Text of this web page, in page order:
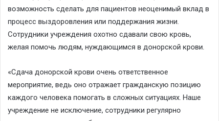
возможность сделать для пациентов неоценимый вклад в
процесс выздоровления или поддержания жизни.
Сотрудники учреждения охотно сдавали свою кровь,
желая помочь людям, нуждающимся в донорской крови.
«Сдача донорской крови очень ответственное
мероприятие, ведь оно отражает гражданскую позицию
каждого человека помогать в сложных ситуациях. Наше
учреждение не исключение, сотрудники регулярно